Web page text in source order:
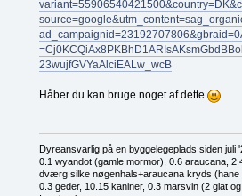
23wujfGVYaAlciEALw_wcB
Håber du kan bruge noget af dette
Dyreansvarlig på en byggelegeplads siden juli
0.1 wyandot (gamle mormor), 0.6 araucana,
dværg silke nøgenhals+araucana kryds
0.3 geder, 10.15 kaniner, 0.3 marsvin (2 glat